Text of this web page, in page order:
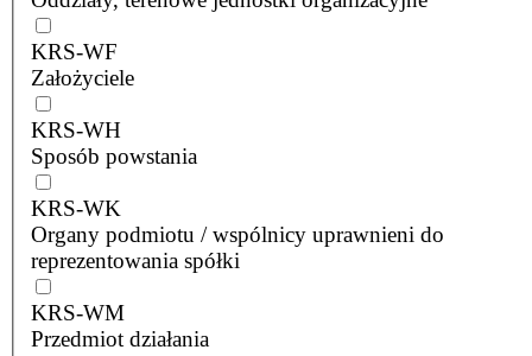
KRS-WF
Założyciele
KRS-WH
Sposób powstania
KRS-WK
Organy podmiotu / wspólnicy uprawnieni do
reprezentowania spółki
KRS-WM
Przedmiot działania